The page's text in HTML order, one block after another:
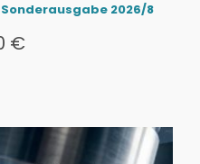
2026/8
€